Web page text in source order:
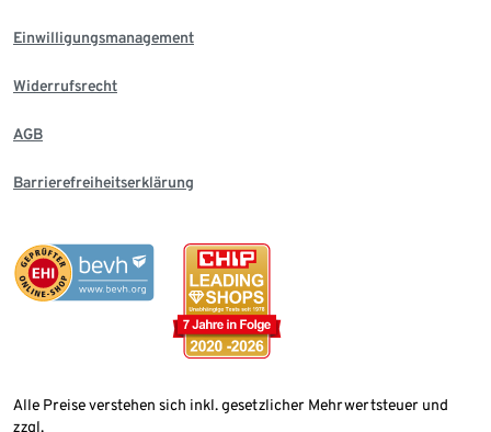
Einwilligungsmanagement
Widerrufsrecht
AGB
Barrierefreiheitserklärung
Alle Preise verstehen sich inkl. gesetzlicher Mehrwertsteuer und
zzgl.